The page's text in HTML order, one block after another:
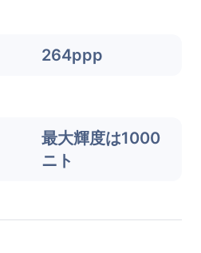
264ppp
最大輝度は1000
ニト